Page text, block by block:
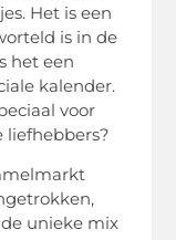
Het is een
is in de
het een
kalender.
voor
liefhebbers?
unieke mix